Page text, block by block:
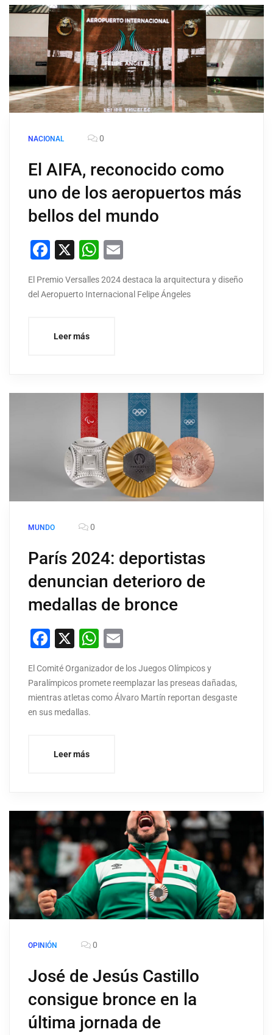
NACIONAL 0
El AIFA, reconocido como
uno de los aeropuertos más
bellos del mundo
Facebook
X WhatsApp
El Premio Versalles 2024 destaca la arquitectura y diseño
del Aeropuerto Internacional Felipe Ángeles
Leer más
MUNDO 0
París 2024: deportistas
denuncian deterioro de
medallas de bronce
Facebook
X WhatsApp
El Comité Organizador de los Juegos Olímpicos y
Paralímpicos promete reemplazar las preseas dañadas,
mientras atletas como Álvaro Martín reportan desgaste
en sus medallas.
Leer más
OPINIÓN 0
José de Jesús Castillo
consigue bronce en la
última jornada de